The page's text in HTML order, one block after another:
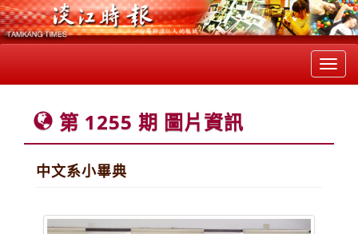
第 1255 期 圖片資訊
中文系小畢典